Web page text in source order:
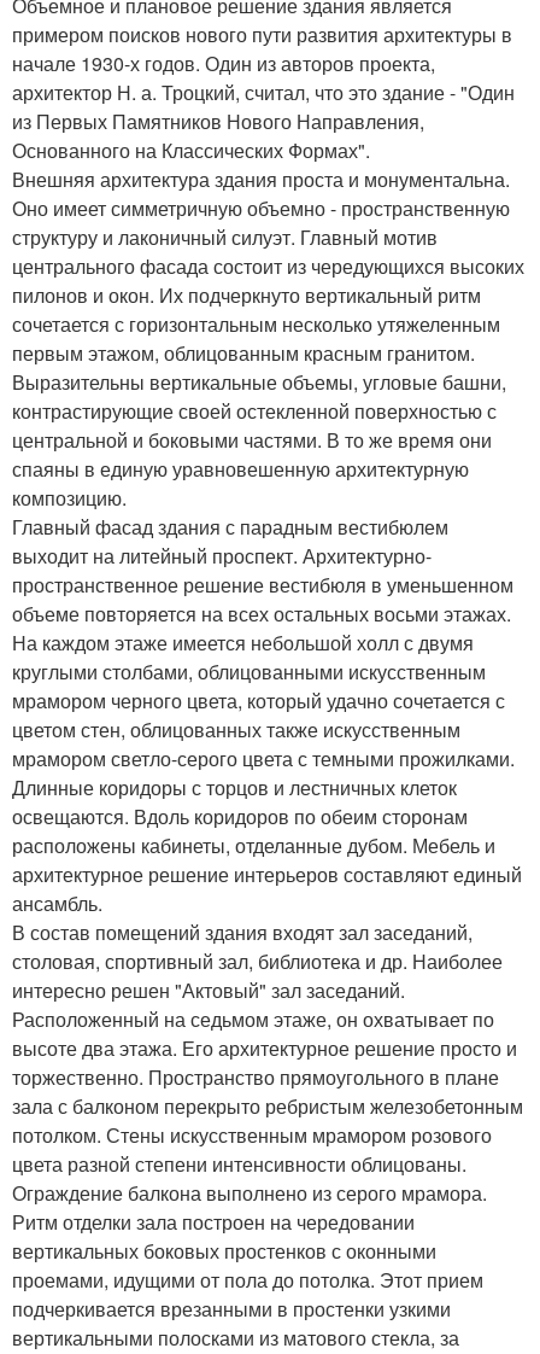
примером поисков нового пути развития архитектуры в
начале 1930-х годов. Один из авторов проекта,
архитектор Н. а. Троцкий, считал, что это здание - "Один
из Первых Памятников Нового Направления,
Основанного на Классических Формах".
Внешняя архитектура здания проста и монументальна.
Оно имеет симметричную объемно - пространственную
структуру и лаконичный силуэт. Главный мотив
центрального фасада состоит из чередующихся высоких
пилонов и окон. Их подчеркнуто вертикальный ритм
сочетается с горизонтальным несколько утяжеленным
первым этажом, облицованным красным гранитом.
Выразительны вертикальные объемы, угловые башни,
контрастирующие своей остекленной поверхностью с
центральной и боковыми частями. В то же время они
спаяны в единую уравновешенную архитектурную
композицию.
Главный фасад здания с парадным вестибюлем
выходит на литейный проспект. Архитектурно-
пространственное решение вестибюля в уменьшенном
объеме повторяется на всех остальных восьми этажах.
На каждом этаже имеется небольшой холл с двумя
круглыми столбами, облицованными искусственным
мрамором черного цвета, который удачно сочетается с
цветом стен, облицованных также искусственным
мрамором светло-серого цвета с темными прожилками.
Длинные коридоры с торцов и лестничных клеток
освещаются. Вдоль коридоров по обеим сторонам
расположены кабинеты, отделанные дубом. Мебель и
архитектурное решение интерьеров составляют единый
ансамбль.
В состав помещений здания входят зал заседаний,
столовая, спортивный зал, библиотека и др. Наиболее
интересно решен "Актовый" зал заседаний.
Расположенный на седьмом этаже, он охватывает по
высоте два этажа. Его архитектурное решение просто и
торжественно. Пространство прямоугольного в плане
зала с балконом перекрыто ребристым железобетонным
потолком. Стены искусственным мрамором розового
цвета разной степени интенсивности облицованы.
Ограждение балкона выполнено из серого мрамора.
Ритм отделки зала построен на чередовании
вертикальных боковых простенков с оконными
проемами, идущими от пола до потолка. Этот прием
подчеркивается врезанными в простенки узкими
вертикальными полосками из матового стекла, за